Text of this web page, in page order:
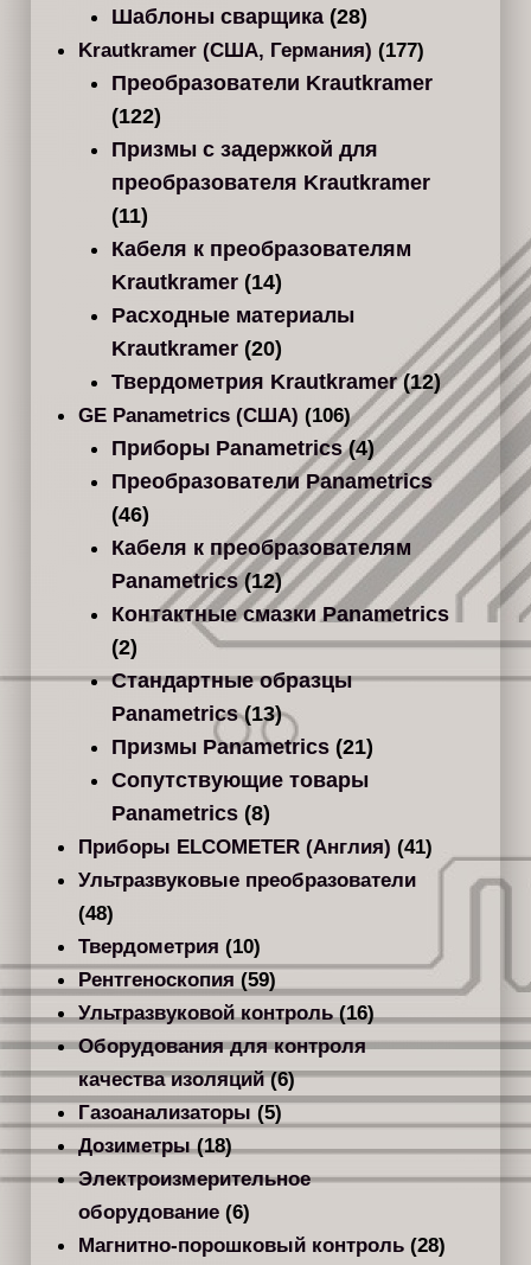
Шаблоны сварщика (28)
Krautkramer (США, Германия) (177)
Преобразователи Krautkramer
(122)
Призмы с задержкой для
преобразователя Krautkramer
(11)
Кабеля к преобразователям
Krautkramer (14)
Расходные материалы
Krautkramer (20)
Твердометрия Krautkramer (12)
GE Panametrics (США) (106)
Приборы Panametrics (4)
Преобразователи Panametrics
(46)
Кабеля к преобразователям
Panametrics (12)
Контактные смазки Panametrics
(2)
Стандартные образцы
Panametrics (13)
Призмы Panametrics (21)
Сопутствующие товары
Panametrics (8)
Приборы ELCOMETER (Англия) (41)
Ультразвуковые преобразователи
(48)
Твердометрия (10)
Рентгеноскопия (59)
Ультразвуковой контроль (16)
Оборудования для контроля
качества изоляций (6)
Газоанализаторы (5)
Дозиметры (18)
Электроизмерительное
оборудование (6)
Магнитно-порошковый контроль (28)